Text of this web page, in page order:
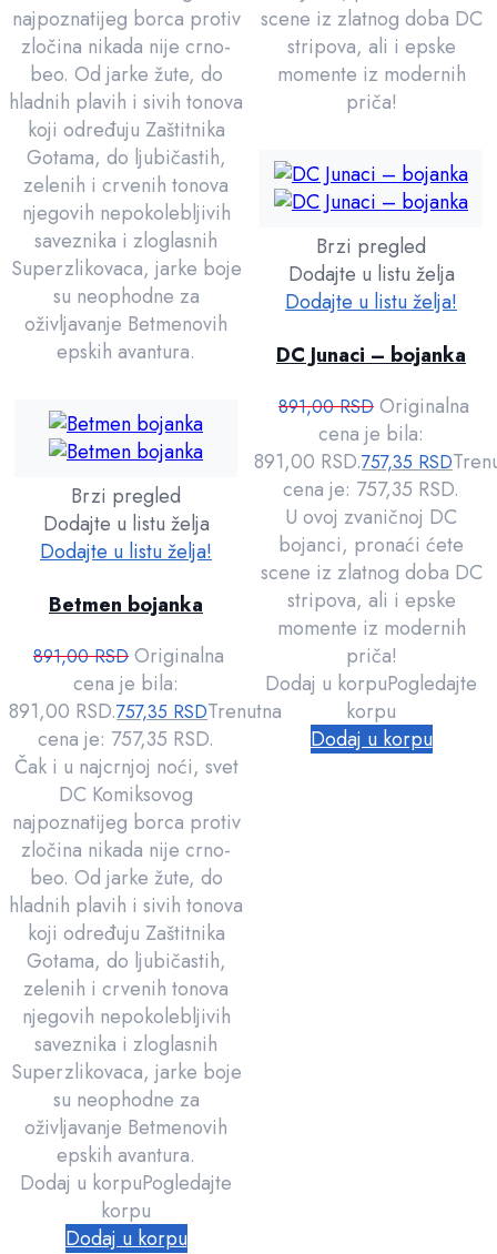
najpoznatijeg borca protiv
zločina nikada nije crno-
beo. Od jarke žute, do
hladnih plavih i sivih tonova
koji određuju Zaštitnika
Gotama, do ljubičastih,
zelenih i crvenih tonova
njegovih nepokolebljivih
saveznika i zloglasnih
Superzlikovaca, jarke boje
su neophodne za
oživljavanje Betmenovih
epskih avantura.
Brzi pregled
Dodajte u listu želja
Dodajte u listu želja!
Betmen bojanka
891,00RSD Originalna
cena je bila:
891,00 RSD.757,35 RSDTrenutna
cena je: 757,35 RSD.
Čak i u najcrnjoj noći, svet
DC Komiksovog
najpoznatijeg borca protiv
zločina nikada nije crno-
beo. Od jarke žute, do
hladnih plavih i sivih tonova
koji određuju Zaštitnika
Gotama, do ljubičastih,
zelenih i crvenih tonova
njegovih nepokolebljivih
saveznika i zloglasnih
Superzlikovaca, jarke boje
su neophodne za
oživljavanje Betmenovih
epskih avantura.
Dodaj u korpuPogledajte
korpu
Dodaj u korpu
scene iz zlatnog doba DC
stripova, ali i epske
momente iz modernih
priča!
Brzi pregled
Dodajte u listu želja
Dodajte u listu želja!
DC Junaci – bojanka
891,00RSD Originalna
cena je bila:
891,00 RSD.757,35 RSD
cena je: 757,35 RSD.
U ovoj zvaničnoj DC
bojanci, pronaći ćete
scene iz zlatnog doba DC
stripova, ali i epske
momente iz modernih
priča!
Dodaj u korpuPogledajte
korpu
Dodaj u korpu